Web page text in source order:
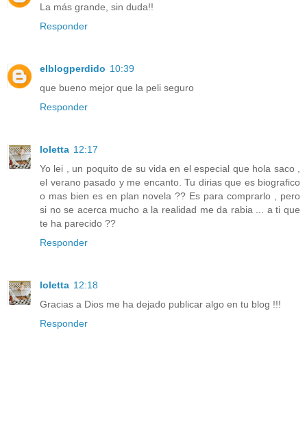
La más grande, sin duda!!
Responder
elblogperdido 10:39
que bueno mejor que la peli seguro
Responder
loletta 12:17
Yo lei , un poquito de su vida en el especial que hola saco ,
el verano pasado y me encanto. Tu dirias que es biografico
o mas bien es en plan novela ?? Es para comprarlo , pero
si no se acerca mucho a la realidad me da rabia ... a ti que
te ha parecido ??
Responder
loletta 12:18
Gracias a Dios me ha dejado publicar algo en tu blog !!!
Responder